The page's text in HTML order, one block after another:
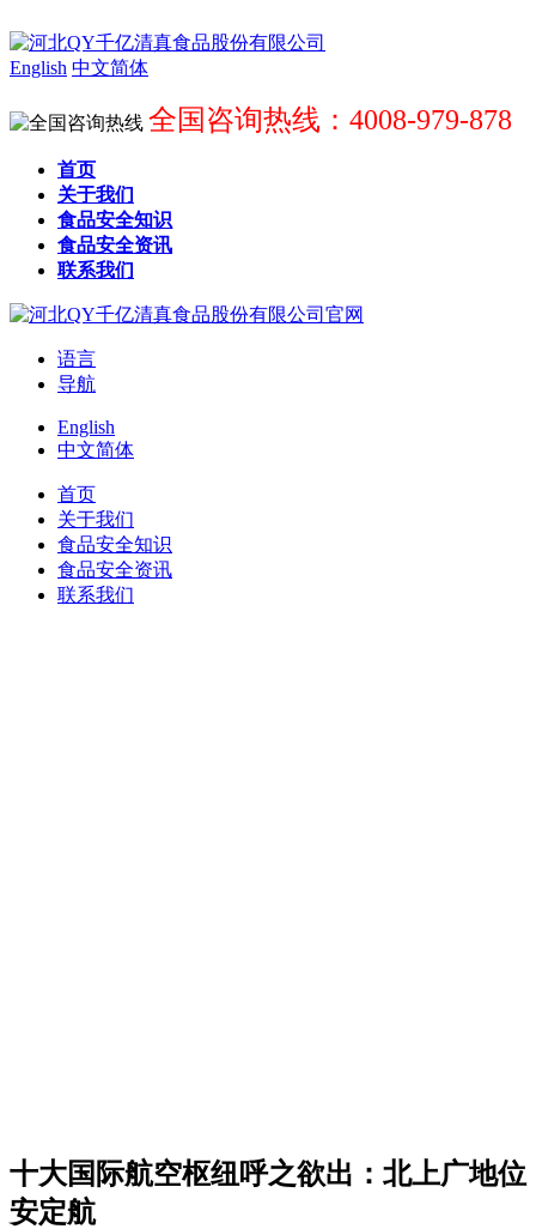
English 中文简体
全国咨询热线：4008-979-878
首页
关于我们
食品安全知识
食品安全资讯
联系我们
语言
导航
English
中文简体
首页
关于我们
食品安全知识
食品安全资讯
联系我们
十大国际航空枢纽呼之欲出：北上广地位
安定航